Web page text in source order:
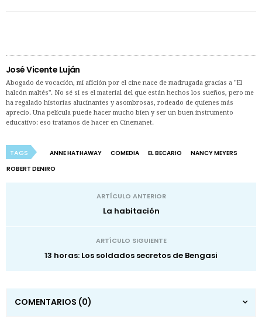
José Vicente Luján
Abogado de vocación, mi afición por el cine nace de madrugada gracias a "El
halcón maltés". No sé si es el material del que están hechos los sueños, pero me
ha regalado historias alucinantes y asombrosas, rodeado de quienes más
aprecio. Una película puede hacer mucho bien y ser un buen instrumento
educativo: eso tratamos de hacer en Cinemanet.
TAGS ANNE HATHAWAY COMEDIA EL BECARIO
NANCY MEYERS
ROBERT DENIRO
ARTÍCULO ANTERIOR
La habitación
ARTÍCULO SIGUIENTE
13 horas: Los soldados secretos de Bengasi
COMENTARIOS (0)